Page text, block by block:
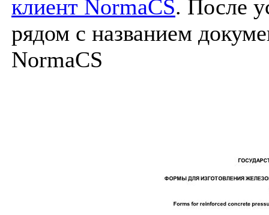
клиент NormaCS. После
рядом с названием
NormaCS